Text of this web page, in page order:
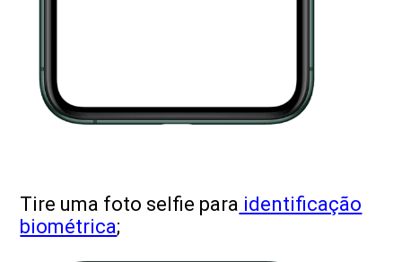
Tire uma foto selfie para identificação
biométrica;